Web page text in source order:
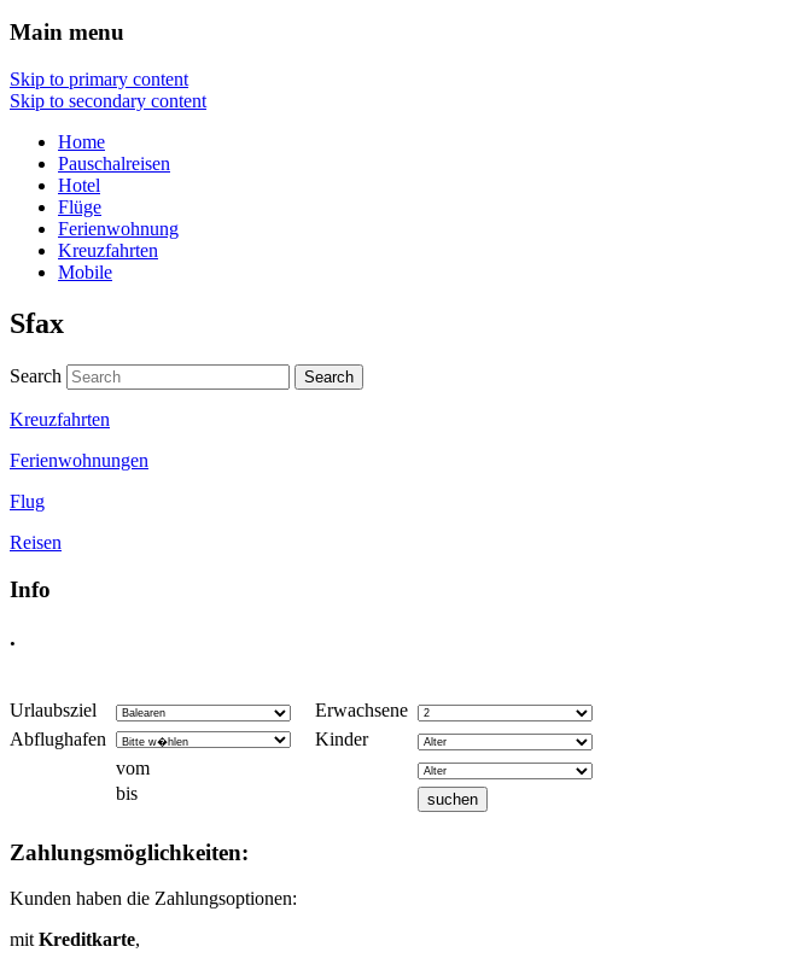
Reisen Hotel Flug
Main menu
Skip to primary content
Skip to secondary content
Home
Pauschalreisen
Hotel
Flüge
Ferienwohnung
Kreuzfahrten
Mobile
Sfax
Search
Kreuzfahrten
Ferienwohnungen
Flug
Reisen
Info
.
Urlaubsziel
Erwachsene
Abflughafen
Kinder
vom
bis
Zahlungsmöglichkeiten:
Kunden haben die Zahlungsoptionen:
mitKreditkarte,